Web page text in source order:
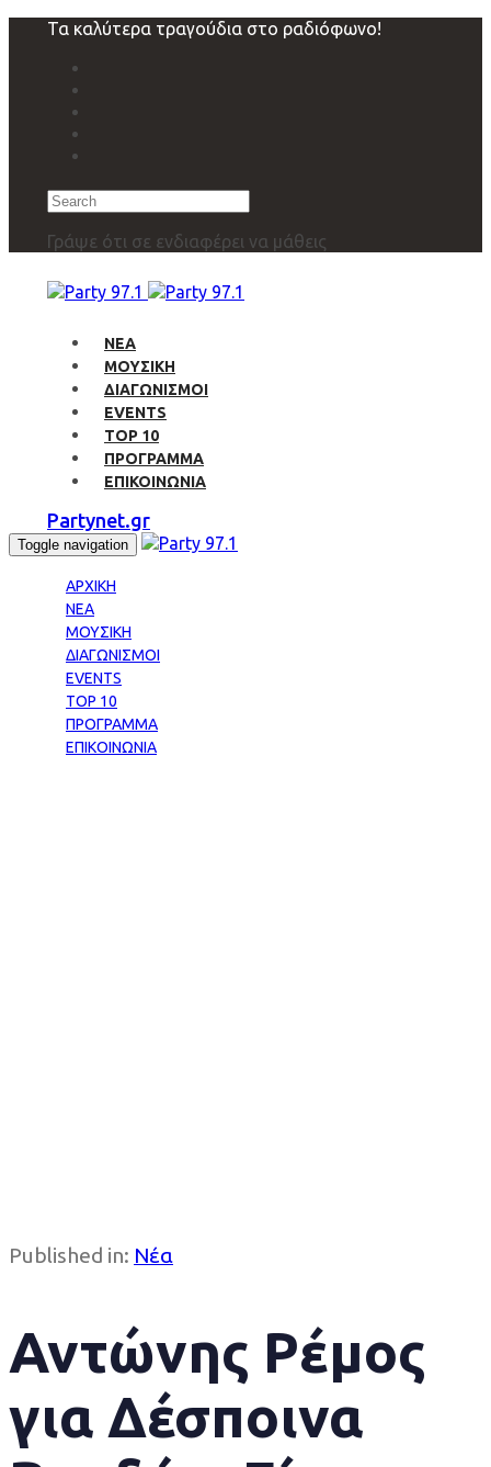
navigation
Τα καλύτερα τραγούδια στο ραδιόφωνο!
Search
Γράψε ότι σε ενδιαφέρει να μάθεις
ΝΕΑ
ΜΟΥΣΙΚΗ
ΔΙΑΓΩΝΙΣΜΟΙ
EVENTS
TOP 10
ΠΡΟΓΡΑΜΜΑ
ΕΠΙΚΟΙΝΩΝΙΑ
Partynet.gr
Toggle navigation
ΑΡΧΙΚΗ
ΝΕΑ
ΜΟΥΣΙΚΗ
ΔΙΑΓΩΝΙΣΜΟΙ
EVENTS
TOP 10
ΠΡΟΓΡΑΜΜΑ
ΕΠΙΚΟΙΝΩΝΙΑ
Published in: Νέα
Αντώνης Ρέμος
για Δέσποινα